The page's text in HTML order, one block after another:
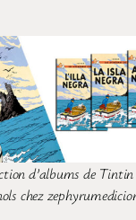
d’albums de
chez